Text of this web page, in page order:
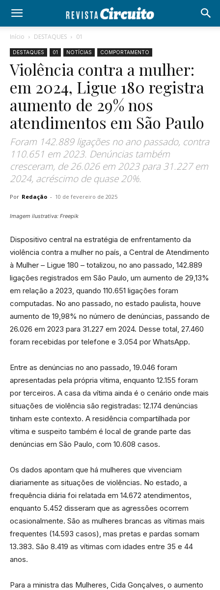
Início DESTAQUES 01
DESTAQUES 01 NOTÍCIAS COMPORTAMENTO
Violência contra a mulher:
em 2024, Ligue 180 registra
aumento de 29% nos
atendimentos em São Paulo
Foram 142.889 ligações no ano passado, contra
110.651 em 2023. Denúncias também
cresceram, de 26.026 em 2023 para 31.227 em
2024, acréscimo de quase 20%.
Por Redação - 10 de fevereiro de 2025
Imagem ilustrativa: Freepik
Dispositivo central na estratégia de enfrentamento da
violência contra a mulher no país, a Central de Atendimento
à Mulher – Ligue 180 – totalizou, no ano passado, 142.889
ligações registrados em São Paulo, um aumento de 29,13%
em relação a 2023, quando 110.651 ligações foram
computadas. No ano passado, no estado paulista, houve
aumento de 19,98% no número de denúncias, passando de
26.026 em 2023 para 31.227 em 2024. Desse total, 27.460
foram recebidas por telefone e 3.054 por WhatsApp.
Entre as denúncias no ano passado, 19.046 foram
apresentadas pela própria vítima, enquanto 12.155 foram
por terceiros. A casa da vítima ainda é o cenário onde mais
situações de violência são registradas: 12.174 denúncias
tinham este contexto. A residência compartilhada por
vítima e suspeito também é local de grande parte das
denúncias em São Paulo, com 10.608 casos.
Os dados apontam que há mulheres que vivenciam
diariamente as situações de violências. No estado, a
frequência diária foi relatada em 14.672 atendimentos,
enquanto 5.452 disseram que as agressões ocorrem
ocasionalmente. São as mulheres brancas as vítimas mais
frequentes (14.593 casos), mas pretas e pardas somam
13.383. São 8.419 as vítimas com idades entre 35 e 44
anos.
Para a ministra das Mulheres, Cida Gonçalves, o aumento